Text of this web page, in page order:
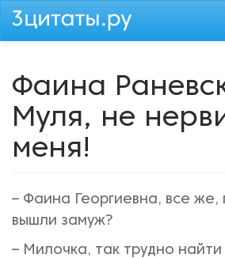
Перейти
Фаина
Муля, не
меня!
– Фаина Георгиевна, все же,
вышли замуж?
– Милочка, так трудно